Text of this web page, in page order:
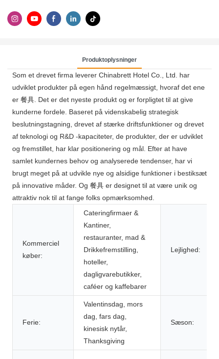
Produktoplysninger
Som et drevet firma leverer Chinabrett Hotel Co., Ltd. har
udviklet produkter på egen hånd regelmæssigt, hvoraf det ene
er 餐具. Det er det nyeste produkt og er forpligtet til at give
kunderne fordele. Baseret på videnskabelig strategisk
beslutningstagning, drevet af stærke driftsfunktioner og drevet
af teknologi og R&D -kapaciteter, de produkter, der er udviklet
og fremstillet, har klar positionering og mål. Efter at have
samlet kundernes behov og analyserede tendenser, har vi
brugt meget på at udvikle nye og alsidige funktioner i bestiksæt
på innovative måder. Og 餐具 er designet til at være unik og
attraktiv nok til at fange folks opmærksomhed.
Kommerciel
køber:
Cateringfirmaer &
Kantiner,
restauranter, mad &
Drikkefremstilling,
hoteller,
dagligvarebutikker,
caféer og kaffebarer
Lejlighed:
Ferie:
Valentinsdag, mors
dag, fars dag,
kinesisk nytår,
Thanksgiving
Sæson: